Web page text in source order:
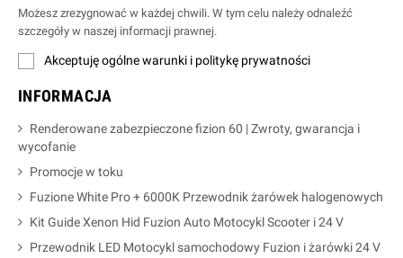
Możesz zrezygnować w każdej chwili. W tym celu należy odnaleźć
szczegóły w naszej informacji prawnej.
Akceptuję ogólne warunki i politykę prywatności
INFORMACJA
Renderowane zabezpieczone fizion 60 | Zwroty, gwarancja i
wycofanie
Promocje w toku
Fuzione White Pro + 6000K Przewodnik żarówek halogenowych
Kit Guide Xenon Hid Fuzion Auto Motocykl Scooter i 24 V
Przewodnik LED Motocykl samochodowy Fuzion i żarówki 24 V